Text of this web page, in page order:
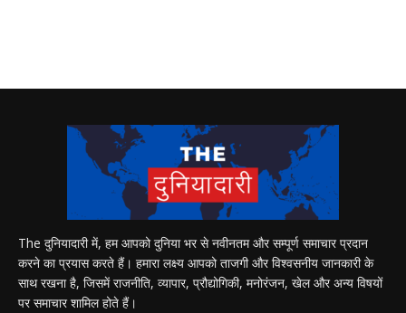
The दुनियादारी में, हम आपको दुनिया भर से नवीनतम और सम्पूर्ण समाचार प्रदान
करने का प्रयास करते हैं। हमारा लक्ष्य आपको ताजगी और विश्वसनीय जानकारी के
साथ रखना है, जिसमें राजनीति, व्यापार, प्रौद्योगिकी, मनोरंजन, खेल और अन्य विषयों
पर समाचार शामिल होते हैं।